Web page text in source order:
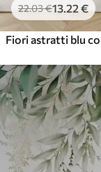
22.03€13 .22 €